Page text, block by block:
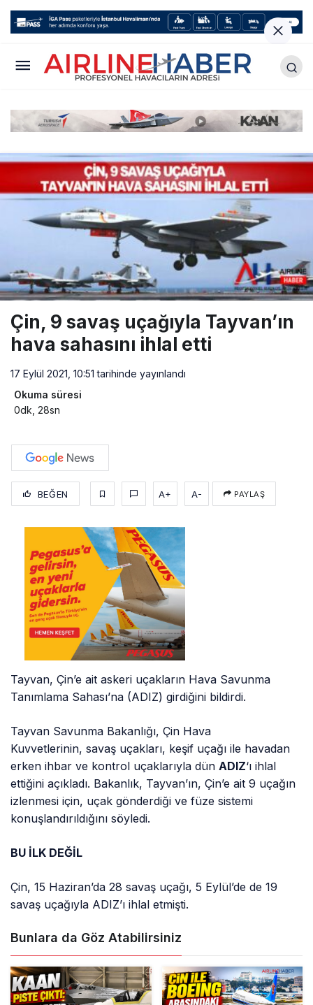
Çin, 9 savaş uçağıyla Tayvan’ın
hava sahasını ihlal etti
17 Eylül 2021, 10:51 tarihinde yayınlandı
Okuma süresi
0dk, 28sn
BEĞEN A+ A- PAYLAŞ
Tayvan, Çin’e ait askeri uçakların Hava Savunma
Tanımlama Sahası’na (ADIZ) girdiğini bildirdi.
Tayvan Savunma Bakanlığı, Çin Hava
Kuvvetlerinin, savaş uçakları, keşif uçağı ile havadan
erken ihbar ve kontrol uçaklarıyla dünADIZ‘ı ihlal
ettiğini açıkladı. Bakanlık, Tayvan’ın, Çin’e ait 9 uçağın
izlenmesi için, uçak gönderdiği ve füze sistemi
konuşlandırıldığını söyledi.
BU İLK DEĞİL
Çin, 15 Haziran’da 28 savaş uçağı, 5 Eylül’de de 19
savaş uçağıyla ADIZ’ı ihlal etmişti.
Bunlara da Göz Atabilirsiniz